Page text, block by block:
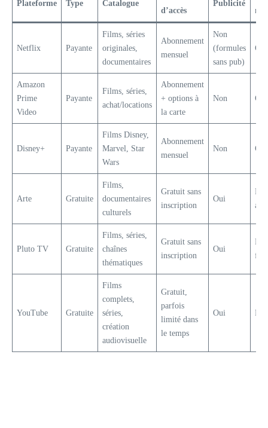
Plateforme Type Catalogue
d’accès
Publicité
Netflix Payante
Films, séries
originales,
documentaires
Abonnement
mensuel
Non
(formules
sans pub)
Oui
Amazon
Prime
Video
Payante
Films, séries,
achat/locations
Abonnement
+ options à
la carte
Non Oui
Disney+ Payante
Films Disney,
Marvel, Star
Wars
Abonnement
mensuel
Non Oui
Arte Gratuite
Films,
documentaires
culturels
Gratuit sans
inscription
Oui
Pluto TV Gratuite
Films, séries,
chaînes
thématiques
Gratuit sans
inscription
Oui
YouTube Gratuite
Films
complets,
séries,
création
audiovisuelle
Gratuit,
parfois
limité dans
le temps
Oui